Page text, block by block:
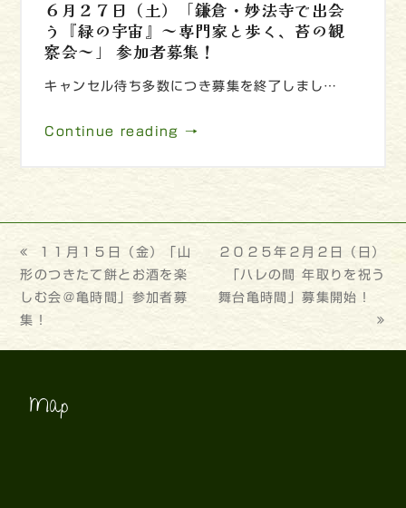
６月２７日（土）「鎌倉・妙法寺で出会
う『緑の宇宙』～専門家と歩く、苔の観
察会～」 参加者募集！
キャンセル待ち多数につき募集を終了しまし…
Continue reading →
previous
post:
１１月１５日（金）「山
形のつきたて餅とお酒を楽
しむ会＠亀時間」参加者募
集！
next
post:
２０２５年２月２日（日）
「ハレの間 年取りを祝う
舞台亀時間」募集開始！
Map